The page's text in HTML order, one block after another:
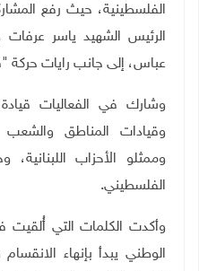
الفلسطينية، حيث رفع
الرئيس الشهيد ياسر
عباس، إلى جانب رايات حركة
وشارك في الفعاليات
وقيادات المناطق والشعب
وممثلو الأحزاب
الفلسطيني.
وأكدت الكلمات التي
الوطني يبدأ بإنهاء